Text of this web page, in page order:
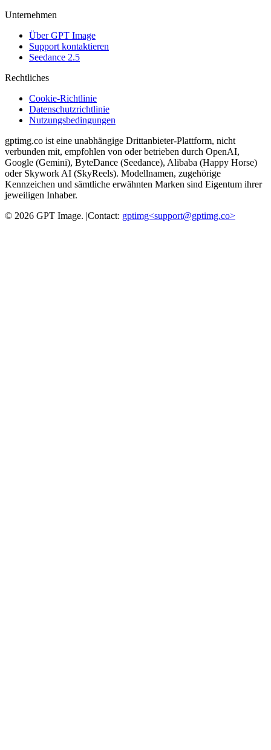
Unternehmen
Über GPT Image
Support kontaktieren
Seedance 2.5
Rechtliches
Cookie-Richtlinie
Datenschutzrichtlinie
Nutzungsbedingungen
gptimg.co ist eine unabhängige Drittanbieter-Plattform, nicht
verbunden mit, empfohlen von oder betrieben durch OpenAI,
Google (Gemini), ByteDance (Seedance), Alibaba (Happy Horse)
oder Skywork AI (SkyReels). Modellnamen, zugehörige
Kennzeichen und sämtliche erwähnten Marken sind Eigentum ihrer
jeweiligen Inhaber.
© 2026 GPT Image. |Contact: gptimg<support@gptimg.co>